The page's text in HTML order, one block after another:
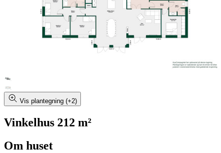
Vis plantegning (+2)
Vinkelhus 212 m²
Om huset